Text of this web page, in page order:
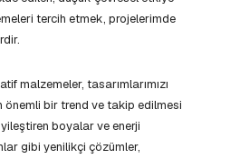
tercih etmek, projelerimde
malzemeler, tasarımlarımızı
önemli bir trend ve takip edilmesi
boyalar ve enerji
gibi yenilikçi çözümler,